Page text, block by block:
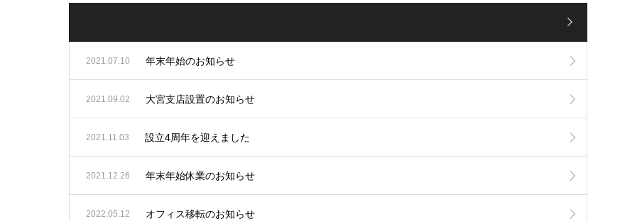
2021.07.10 年末年始のお知らせ
2021.09.02 大宮支店設置のお知らせ
2021.11.03 設立4周年を迎えました
2021.12.26 年末年始休業のお知らせ
2022.05.12 オフィス移転のお知らせ